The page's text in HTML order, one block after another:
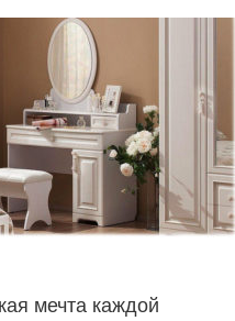
мечта каждой